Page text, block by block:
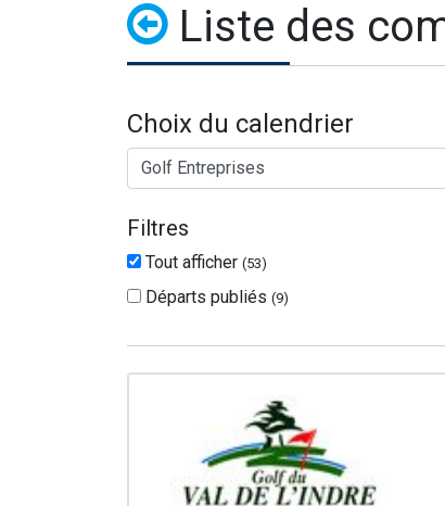
Liste des
Choix du calendrier
Filtres
Tout afficher (53)
Départs publiés (9)